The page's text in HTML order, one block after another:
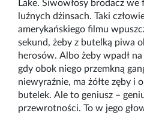
Lake. Siwowłosy brodacz
luźnych dżinsach. Taki
amerykańskiego filmu
sekund, żeby z butelką piwa
herosów. Albo żeby wpadł
gdy obok niego przemkną
niewyraźnie, ma żółte zęby i
butelek. Ale to geniusz –
przewrotności. To w jego